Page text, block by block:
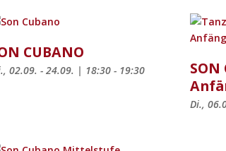
CUBANO
02.09. - 24.09. | 18:30 - 19:30
SON
Di.,